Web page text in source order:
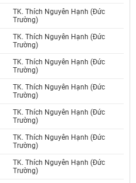
TK. Thích Nguyên Hạnh (Đức
Trường)
TK. Thích Nguyên Hạnh (Đức
Trường)
TK. Thích Nguyên Hạnh (Đức
Trường)
TK. Thích Nguyên Hạnh (Đức
Trường)
TK. Thích Nguyên Hạnh (Đức
Trường)
TK. Thích Nguyên Hạnh (Đức
Trường)
TK. Thích Nguyên Hạnh (Đức
Trường)